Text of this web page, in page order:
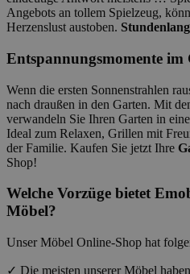
Angebots an tollem Spielzeug,
Herzenslust austoben.
Entspannungsmomente im
Wenn die ersten Sonnenstrahlen
nach draußen in den Garten. Mit
verwandeln Sie Ihren Garten in
Ideal zum Relaxen, Grillen mit
der Familie. Kaufen Sie jetzt Ihre
Shop!
Welche Vorzüge bietet
Möbel?
Unser Möbel Online-Shop hat
✓ Die meisten unserer Möbel